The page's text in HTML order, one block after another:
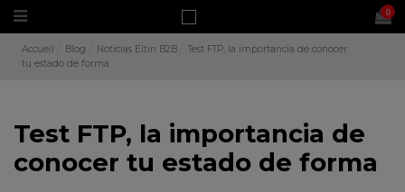
0
Accueil Blog Noticias Eltin B2B
Test FTP, la importancia de conocer
tu estado de forma
Test FTP, la importancia de
conocer tu estado de forma